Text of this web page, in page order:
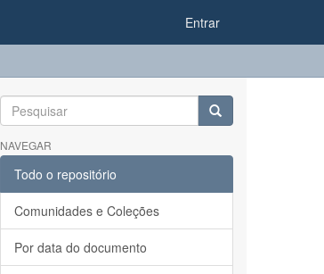
Entrar
NAVEGAR
Todo o repositório
Comunidades e Coleções
Por data do documento